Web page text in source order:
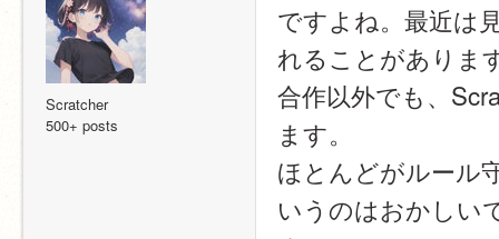
Scratcher
500+ posts
ですよね。最近は
れることがありま
合作以外でも、
ます。
ほとんどがルール
いうのはおかしい